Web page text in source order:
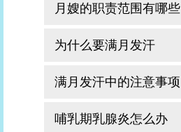
月嫂的职责范围有哪些
为什么要满月发汗
满月发汗中的注意事项
哺乳期乳腺炎怎么办